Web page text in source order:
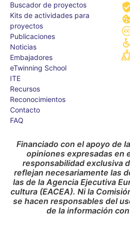
Buscador de proyectos
Kits de actividades para
proyectos
Publicaciones
Noticias
Embajadores
eTwinning School
ITE
Recursos
Reconocimientos
Contacto
FAQ
Financiado con el apoyo de
opiniones expresadas en
responsabilidad exclusiva
reflejan necesariamente las
las de la Agencia Ejecutiva
cultura (EACEA). Ni la
se hacen responsables del
de la información